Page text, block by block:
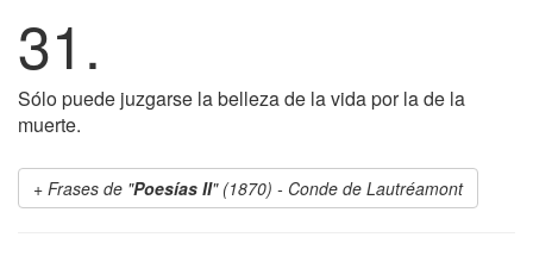
31.
Sólo puede juzgarse la belleza de la vida por la de la
muerte.
Frases de "Poesías II" (1870) - Conde de Lautréamont